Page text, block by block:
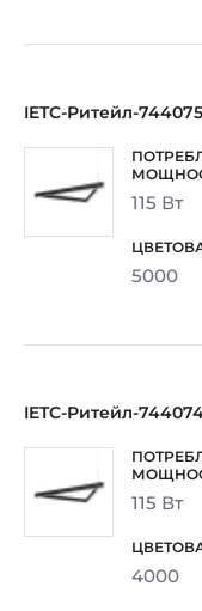
IETC-Ритейл-
115 Вт
5000
IETC-Ритейл-
115 Вт
4000